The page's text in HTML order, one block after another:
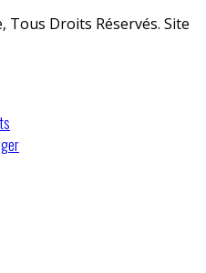
Tous Droits Réservés. Site